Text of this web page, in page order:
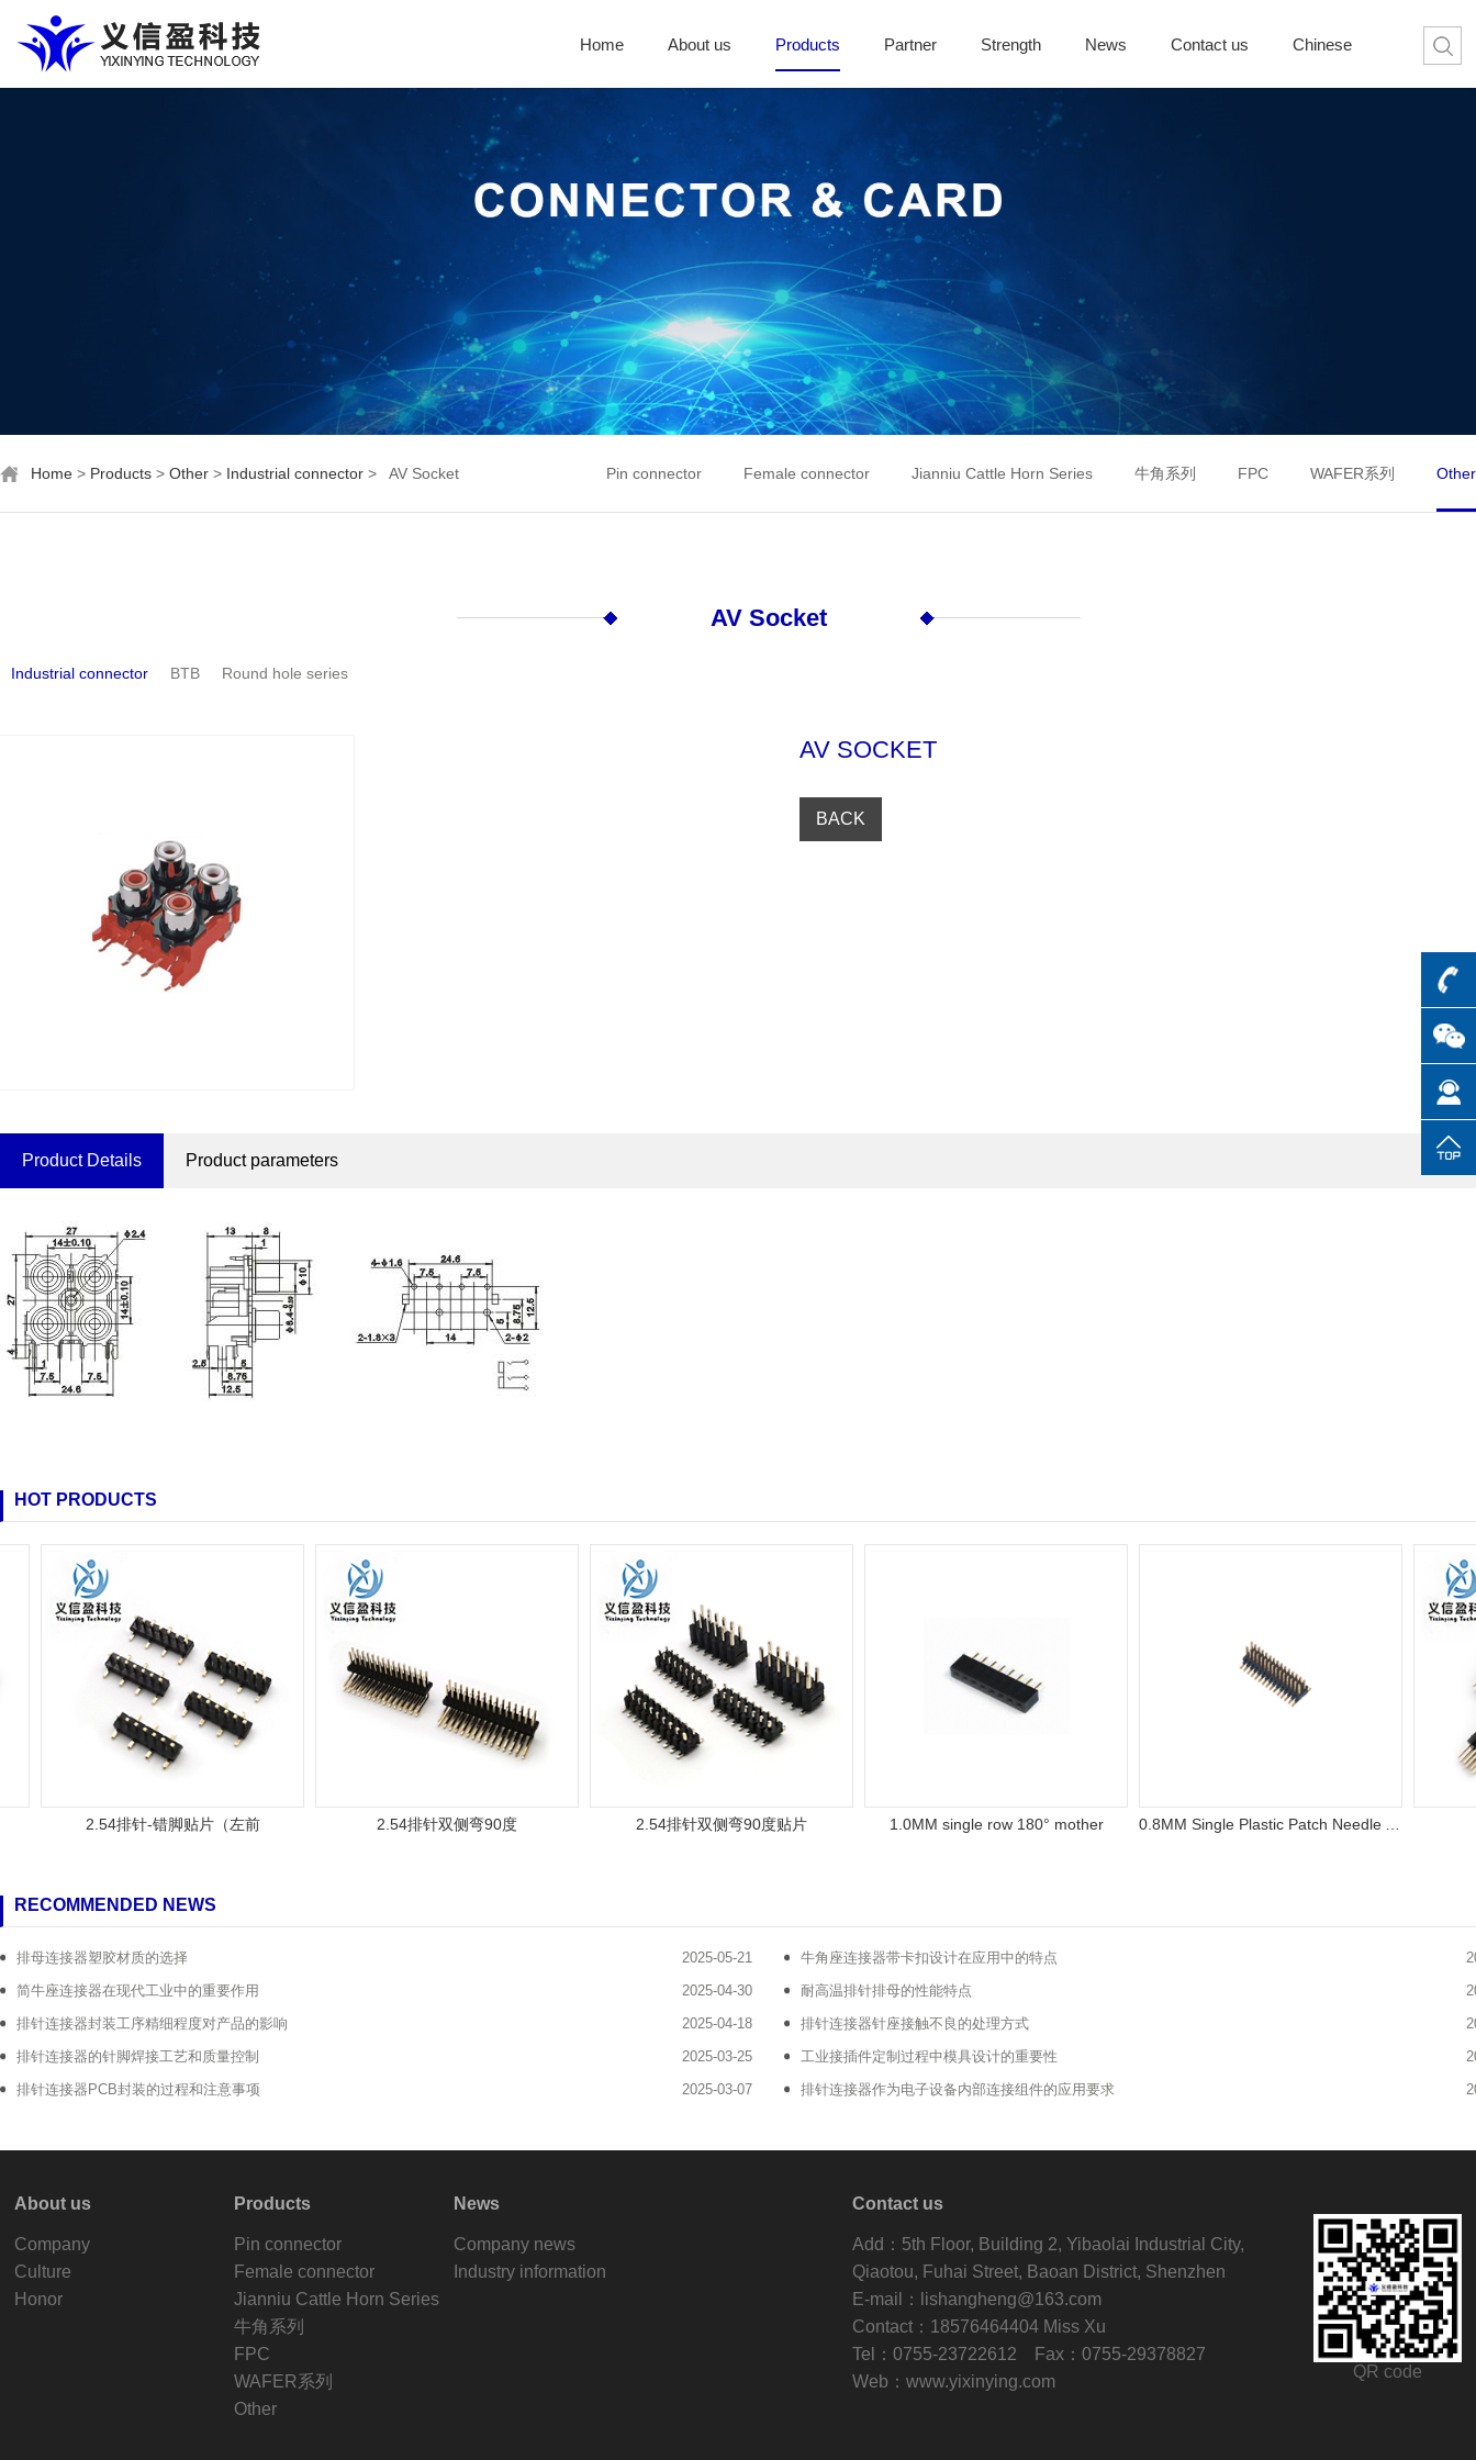
Home About us Products Partner Strength News Contact us Chinese
Home > Products > Other > Industrial connector > AV Socket Pin connector Female connector Jianniu Cattle Horn Series 牛角系列 FPC WAFER系列 Other
AV Socket
Industrial connector BTB Round hole series
AV SOCKET
BACK
Product Details Product parameters
HOT PRODUCTS
2.54排针-错脚贴片（左前 2.54排针双侧弯90度 2.54排针双侧弯90度贴片 1.0MM single row 180° mother 0.8MM Single Plastic Patch Needle Arrangement
RECOMMENDED NEWS
2025-05-21
排母连接器塑胶材质的选择
牛角座连接器带卡扣设计在应用中的特点
2025-04-30
简牛座连接器在现代工业中的重要作用
耐高温排针排母的性能特点
2025-04-18
排针连接器封装工序精细程度对产品的影响
排针连接器针座接触不良的处理方式
2025-03-25
排针连接器的针脚焊接工艺和质量控制
工业接插件定制过程中模具设计的重要性
2025-03-07
排针连接器PCB封装的过程和注意事项 排针连接器作为电子设备内部连接组件的应用要求
About us
Company
Culture
Honor
Products
Pin connector
Female connector
Jianniu Cattle Horn Series
牛角系列
FPC
WAFER系列
Other
News
Company news
Industry information
Contact us
Add：5th Floor, Building 2, Yibaolai Industrial City,
Qiaotou, Fuhai Street, Baoan District, Shenzhen
E-mail：lishangheng@163.com
Contact：18576464404 Miss Xu
Tel：0755-23722612 Fax：0755-29378827
Web：www.yixinying.com
QR code